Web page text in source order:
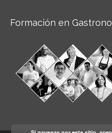
Formación en